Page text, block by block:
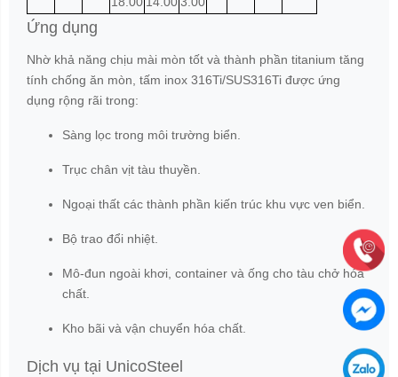
Ứng dụng
Nhờ khả năng chịu mài mòn tốt và thành phần titanium tăng
tính chống ăn mòn, tấm inox 316Ti/SUS316Ti được ứng
dụng rộng rãi trong:
Sàng lọc trong môi trường biển.
Trục chân vịt tàu thuyền.
Ngoại thất các thành phần kiến trúc khu vực ven biển.
Bộ trao đổi nhiệt.
Mô-đun ngoài khơi, container và ống cho tàu chở hóa
chất.
Kho bãi và vận chuyển hóa chất.
Dịch vụ tại UnicoSteel